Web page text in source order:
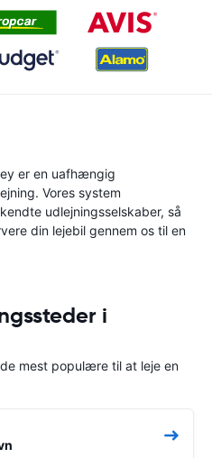
er en uafhængig
Vores system
udlejningsselskaber, så
din lejebil gennem os til en
i
mest populære til at leje en